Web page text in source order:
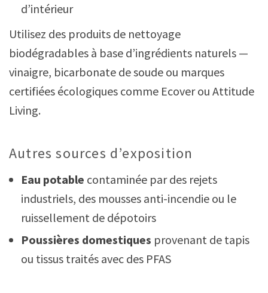
d’intérieur
Utilisez des produits de nettoyage
biodégradables à base d’ingrédients naturels —
vinaigre, bicarbonate de soude ou marques
certifiées écologiques comme Ecover ou Attitude
Living.
Autres sources d’exposition
Eau potable contaminée par des rejets
industriels, des mousses anti-incendie ou le
ruissellement de dépotoirs
Poussières domestiques provenant de tapis
ou tissus traités avec des PFAS